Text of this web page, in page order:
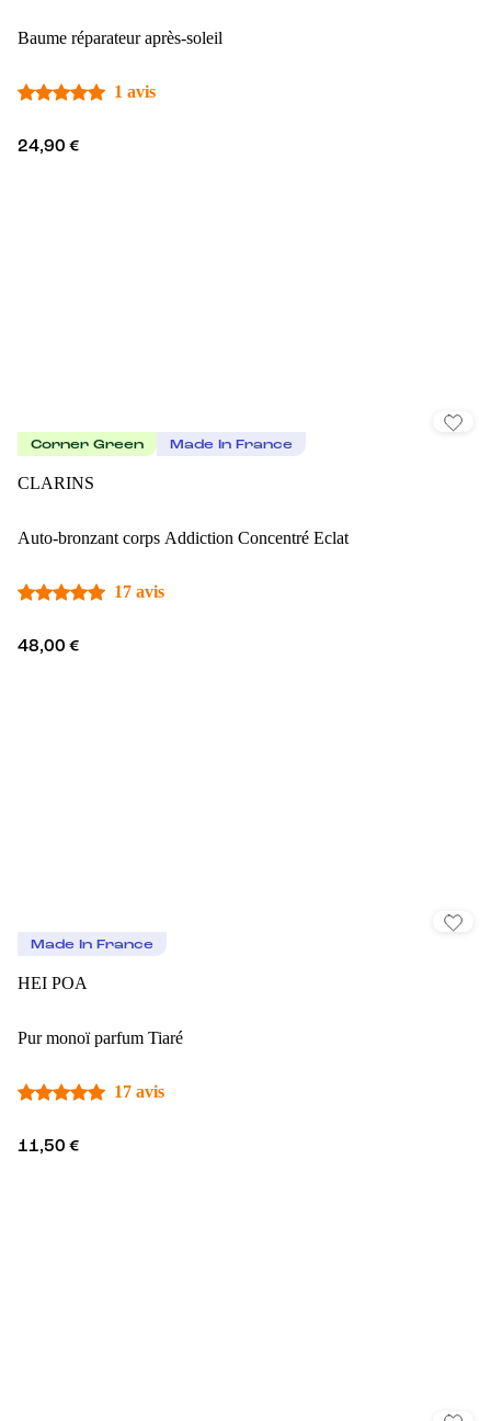
Baume réparateur après-soleil
1 avis
24,90 €
Corner Green Made In France
CLARINS
Auto-bronzant corps Addiction Concentré Eclat
17 avis
48,00 €
Made In France
HEI POA
Pur monoï parfum Tiaré
17 avis
11,50 €